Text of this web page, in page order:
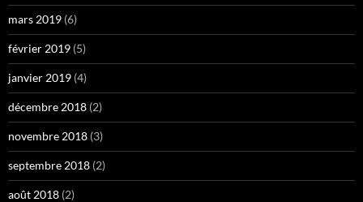
mars 2019 (6)
février 2019 (5)
janvier 2019 (4)
décembre 2018 (2)
novembre 2018 (3)
septembre 2018 (2)
août 2018 (2)